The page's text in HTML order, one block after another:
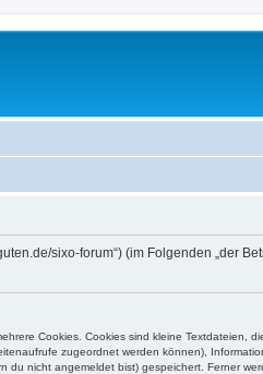
sixo-forum“) (im Folgenden „der
Cookies. Cookies sind kleine
zugeordnet werden können),
du nicht angemeldet bist) gespeichert. Ferner